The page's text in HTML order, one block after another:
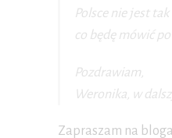
Polsce nie jest
co będę mówić
Pozdrawiam,
Weronika, w
Zapraszam na